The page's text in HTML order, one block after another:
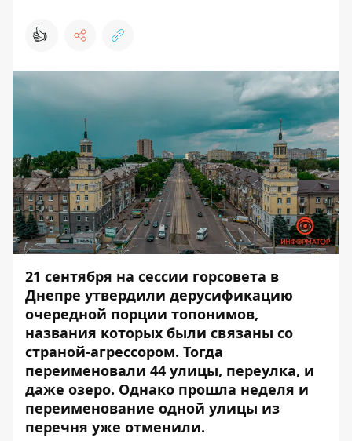
👍
21 сентября на сессии горсовета в
Днепре утвердили дерусификацию
очередной порции топонимов,
названия которых были связаны со
страной-агрессором. Тогда
переименовали 44 улицы, переулка, и
даже озеро. Однако прошла неделя и
переименование одной улицы из
перечня уже отменили.